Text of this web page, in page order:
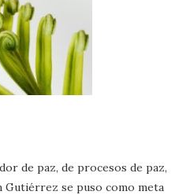
de paz, de procesos de paz,
Gutiérrez se puso como meta